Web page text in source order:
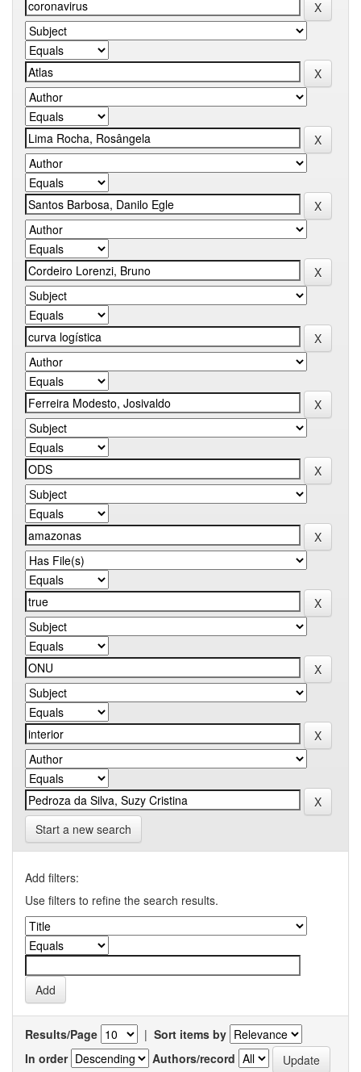
Start a new search
Add filters:
Use filters to refine the search results.
Results/Page | Sort items by
In order
Authors/record